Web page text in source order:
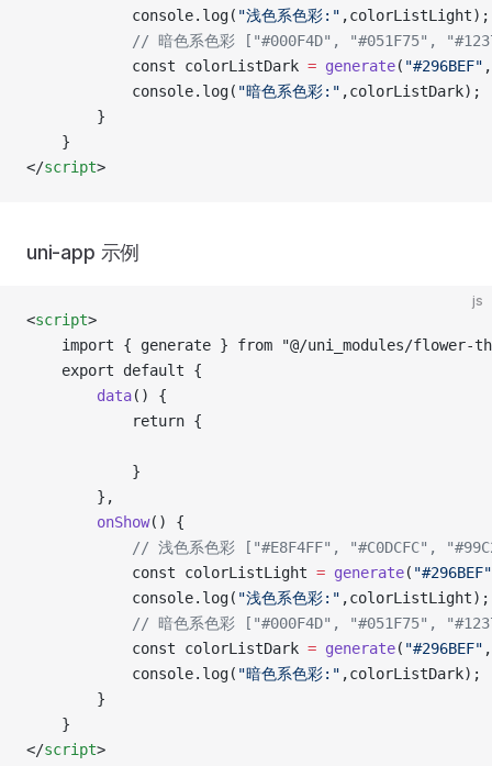
			console.log(
"浅色系色彩:" ,colorListLight);
// 暗色系色彩 ["#000F4D", "#051F75",
			const colorListDark
= generate( "#296BEF"
			console.log(
"暗色系色彩:" ,colorListDark);
		}
	}
</script>
uni-app 示例
js
<script>
import { generate } from "@/uni_modules/flower-
	export default {
		data
() {
			return {
			}
		},
		onShow
() {
// 浅色系色彩 ["#E8F4FF", "#C0DCFC",
			const colorListLight
= generate( "#296BEF"
			console.log(
"浅色系色彩:" ,colorListLight);
// 暗色系色彩 ["#000F4D", "#051F75",
			const colorListDark
= generate( "#296BEF"
			console.log(
"暗色系色彩:" ,colorListDark);
		}
	}
</script>